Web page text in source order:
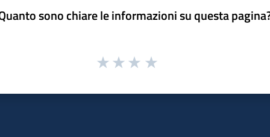
sono chiare le informazioni su questa